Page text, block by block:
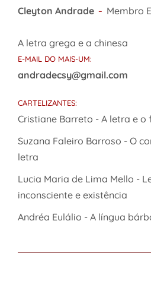
Cleyton Andrade – Membro
A letra grega e a chinesa
E-MAIL DO MAIS-UM:
andradecsy@gmail.com
CARTELIZANTES:
Cristiane Barreto - A letra e o
Suzana Faleiro Barroso - O
letra
Lucia Maria de Lima Mello -
inconsciente e existência
Andréa Eulálio - A língua